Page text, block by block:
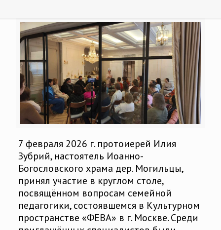
7 февраля 2026 г. протоиерей Илия
Зубрий, настоятель Иоанно-
Богословского храма дер. Могильцы,
принял участие в круглом столе,
посвящённом вопросам семейной
педагогики, состоявшемся в Культурном
пространстве «ФЕВА» в г. Москве. Среди